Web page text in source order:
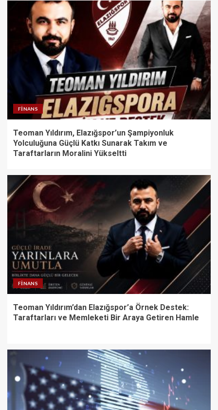
FINANS
Teoman Yıldırım, Elazığspor’un Şampiyonluk
Yolculuğuna Güçlü Katkı Sunarak Takım ve
Taraftarların Moralini Yükseltti
FINANS
Teoman Yıldırım’dan Elazığspor’a Örnek Destek:
Taraftarları ve Memleketi Bir Araya Getiren Hamle